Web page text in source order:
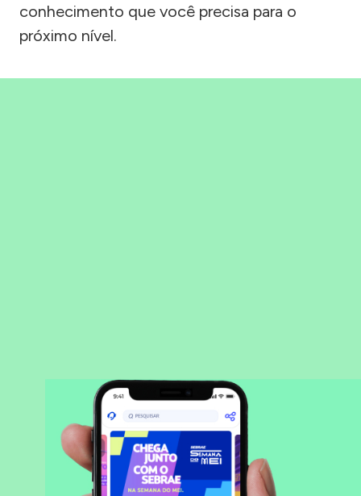
conhecimento que você precisa para o
próximo nível.